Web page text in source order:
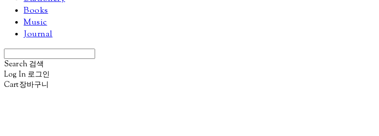
Books
Music
Journal
Search 검색
Log In 로그인
Cart장바구니